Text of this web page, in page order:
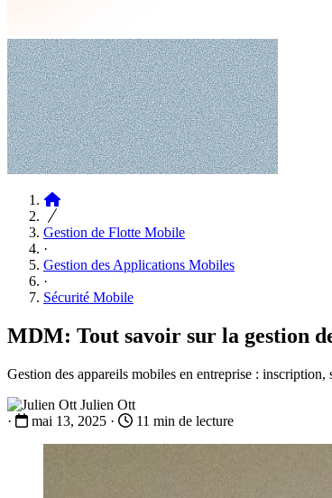
Gestion de Flotte Mobile
·
Gestion des Applications Mobiles
·
Sécurité Mobile
MDM: Tout savoir sur la gestion
Gestion des appareils mobiles en entreprise :
Julien Ott
·
mai 13, 2025 · 11 min de lecture